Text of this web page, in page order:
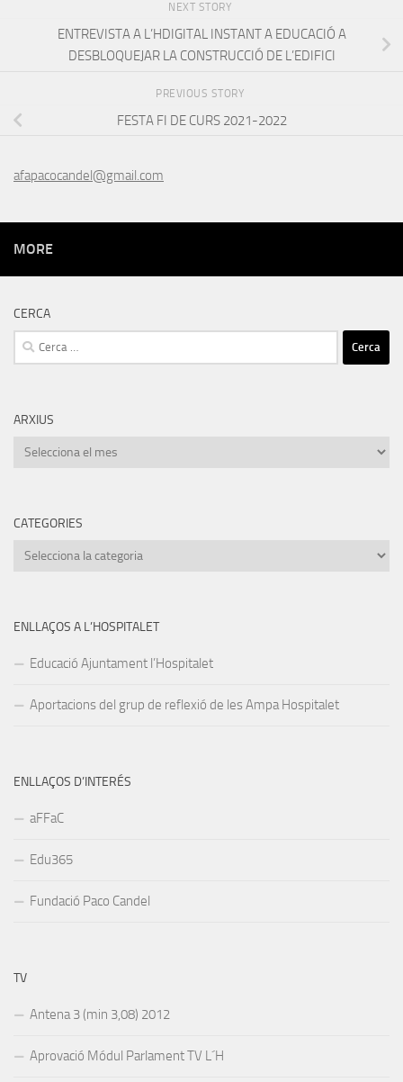
NEXT STORY
ENTREVISTA A L’HDIGITAL INSTANT A EDUCACIÓ A
DESBLOQUEJAR LA CONSTRUCCIÓ DE L’EDIFICI
PREVIOUS STORY
FESTA FI DE CURS 2021-2022
afapacocandel@gmail.com
MORE
CERCA
Cerca:
ARXIUS
Arxius
CATEGORIES
Categories
ENLLAÇOS A L’HOSPITALET
Educació Ajuntament l’Hospitalet
Aportacions del grup de reflexió de les Ampa Hospitalet
ENLLAÇOS D’INTERÉS
aFFaC
Edu365
Fundació Paco Candel
TV
Antena 3 (min 3,08) 2012
Aprovació Módul Parlament TV L´H